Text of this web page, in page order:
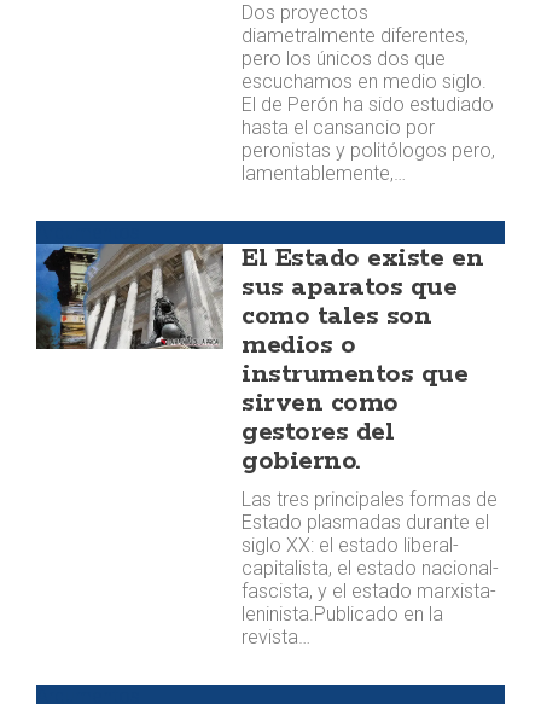
Dos proyectos
diametralmente diferentes,
pero los únicos dos que
escuchamos en medio siglo.
El de Perón ha sido estudiado
hasta el cansancio por
peronistas y politólogos pero,
lamentablemente,…
El Estado existe en
sus aparatos que
como tales son
medios o
instrumentos que
sirven como
gestores del
gobierno.
Las tres principales formas de
Estado plasmadas durante el
siglo XX: el estado liberal-
capitalista, el estado nacional-
fascista, y el estado marxista-
leninista. ​​Publicado en la
revista…